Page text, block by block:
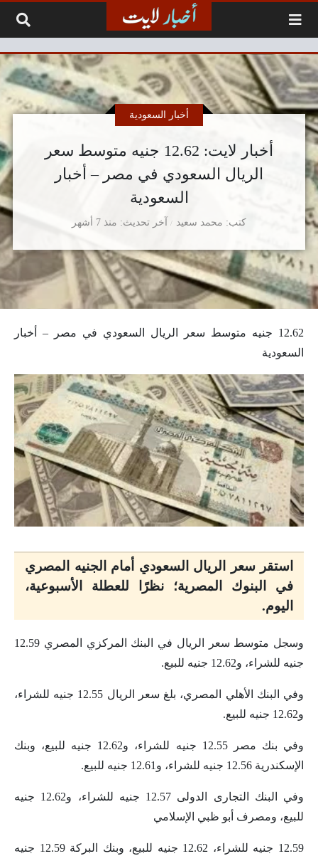
أخبار لايت: 12.62 جنيه متوسط سعر
الريال السعودي في مصر – أخبار
السعودية
كتب محمد سعيد
أخبار السعودية
آخر تحديث منذ 7 أشهر
12.62 جنيه متوسط سعر الريال السعودي في مصر – أخبار
السعودية
استقر سعر الريال السعودي أمام الجنيه المصري
في البنوك المصرية؛ نظرًا للعطلة الأسبوعية،
اليوم.
وسجل متوسط سعر الريال في البنك المركزي المصري 12.59
جنيه للشراء، و12.62 جنيه للبيع.
وفي البنك الأهلي المصري، بلغ سعر الريال 12.55 جنيه للشراء،
و12.62 جنيه للبيع.
وفي بنك مصر 12.55 جنيه للشراء، و12.62 جنيه للبيع، وبنك
الإسكندرية 12.56 جنيه للشراء، و12.61 جنيه للبيع.
وفي البنك التجارى الدولى 12.57 جنيه للشراء، و12.62 جنيه
للبيع، ومصرف أبو ظبي الإسلامي
12.59 جنيه للشراء، 12.62 جنيه للبيع، وبنك البركة 12.59 جنيه